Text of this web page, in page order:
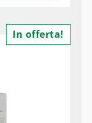
In offerta!